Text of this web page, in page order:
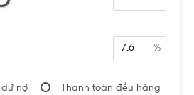
%
dư nợ
Thanh toán đều hàng